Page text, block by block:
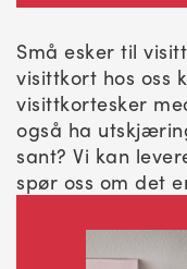
Små esker til
visittkort hos oss
visittkortesker
også ha
sant? Vi kan
spør oss om det